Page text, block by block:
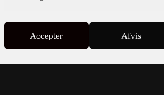
Accepter Afvis